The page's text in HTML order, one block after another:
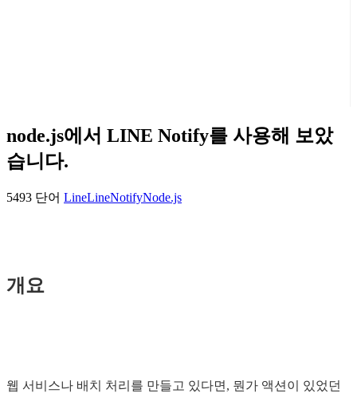
node.js에서 LINE Notify를 사용해 보았
습니다.
5493 단어 LineLineNotifyNode.js
개요
웹 서비스나 배치 처리를 만들고 있다면, 뭔가 액션이 있었던